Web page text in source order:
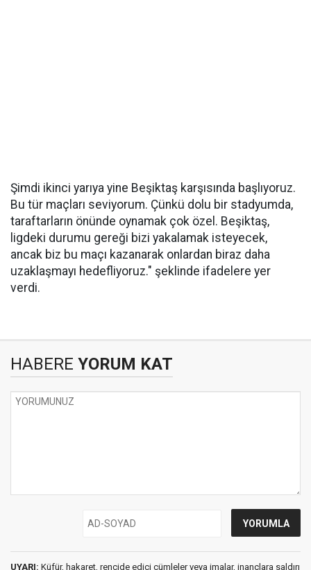
Şimdi ikinci yarıya yine Beşiktaş karşısında başlıyoruz.
Bu tür maçları seviyorum. Çünkü dolu bir stadyumda,
taraftarların önünde oynamak çok özel. Beşiktaş,
ligdeki durumu gereği bizi yakalamak isteyecek,
ancak biz bu maçı kazanarak onlardan biraz daha
uzaklaşmayı hedefliyoruz." şeklinde ifadelere yer
verdi.
HABERE YORUM KAT
UYARI: Küfür, hakaret, rencide edici cümleler veya imalar, inançlara saldırı